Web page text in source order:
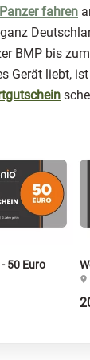
Panzer fahren
BMP bis
Gerät liebt,
50 Euro